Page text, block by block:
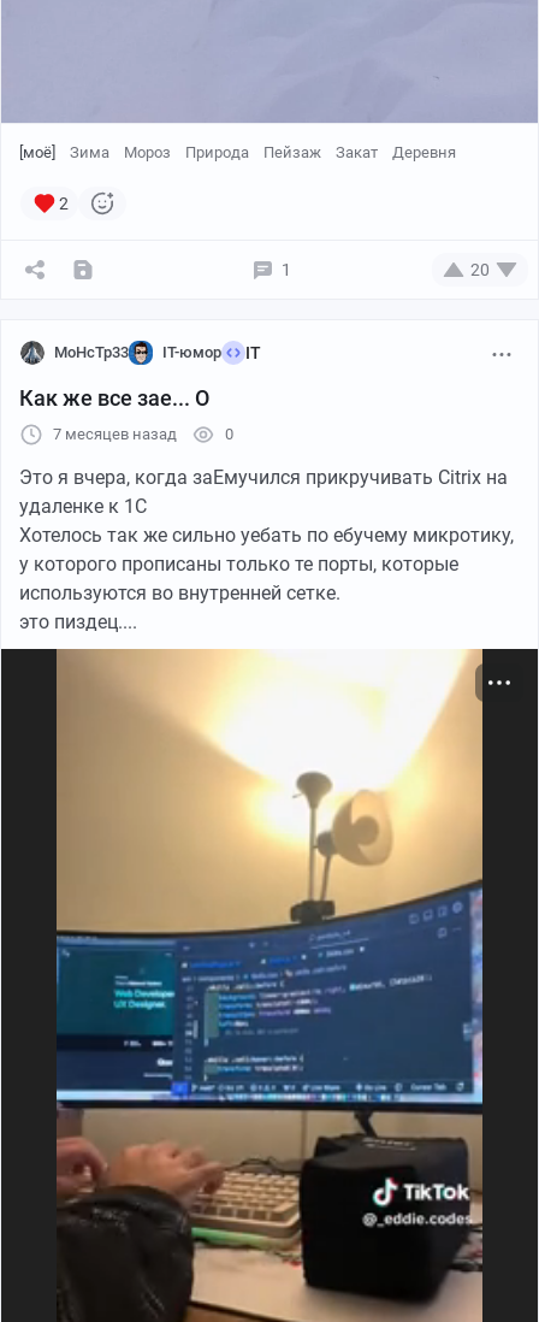
[моё] Зима Мороз Природа Пейзаж Закат Деревня
2
1 20
MoHcTp33 IT-юмор IT
Как же все зае... О
7 месяцев назад 0
Это я вчера, когда заЕмучился прикручивать Citrix на
удаленке к 1С
Хотелось так же сильно уебать по ебучему микротику,
у которого прописаны только те порты, которые
используются во внутренней сетке.
это пиздец....